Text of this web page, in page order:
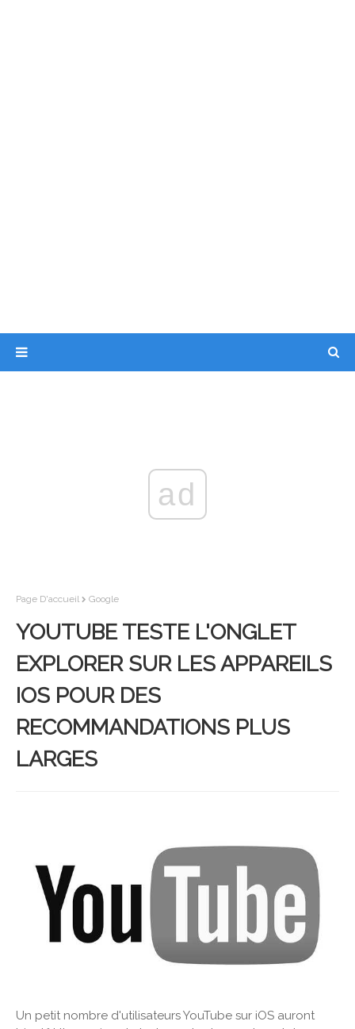
ad
Page D'accueil Google
YOUTUBE TESTE L'ONGLET
EXPLORER SUR LES APPAREILS
IOS POUR DES
RECOMMANDATIONS PLUS
LARGES
Un petit nombre d'utilisateurs YouTube sur iOS auront